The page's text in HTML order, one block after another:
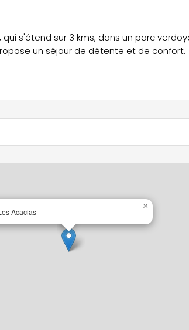
qui s'étend sur 3 kms, dans un parc
un séjour de détente et de confort.
Acacias
×